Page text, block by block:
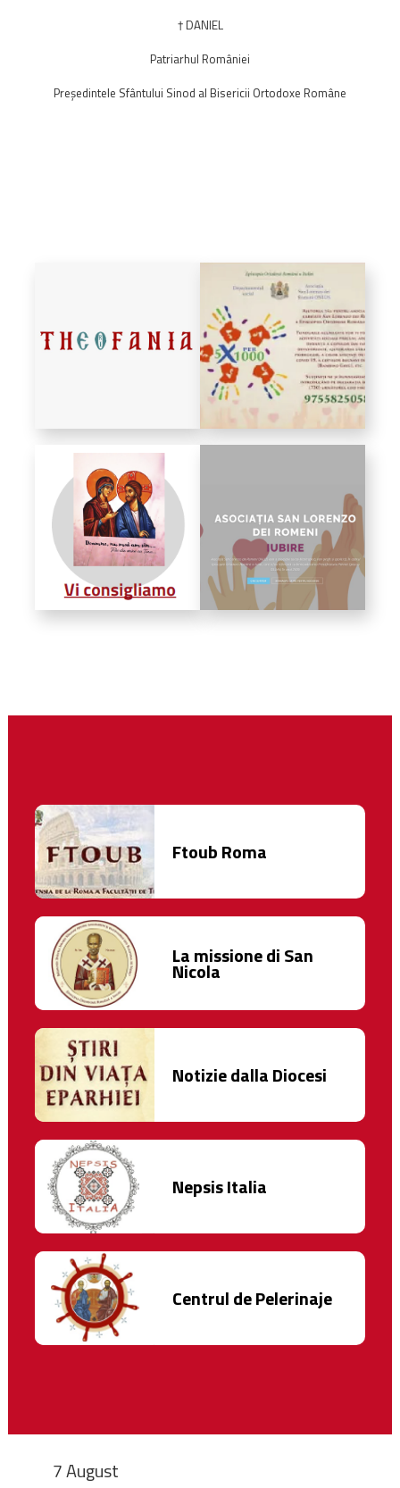
†DANIEL
Patriarhul României
Preşedintele Sfântului Sinod al Bisericii Ortodoxe Române
Ftoub Roma
La missione di San
Nicola
Notizie dalla Diocesi
Nepsis Italia
Centrul de Pelerinaje
7 August